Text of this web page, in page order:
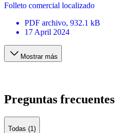
Folleto comercial localizado
PDF archivo, 932.1 kB
17 April 2024
Mostrar más
Preguntas frecuentes
Todas (1)